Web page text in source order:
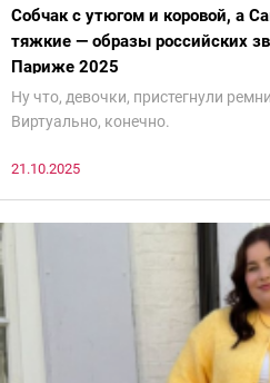
Собчак с утюгом и коровой, а
тяжкие — образы российских
Париже 2025
Ну что, девочки, пристегнули
Виртуально, конечно.
21.10.2025